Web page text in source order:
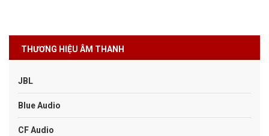
THƯƠNG HIỆU ÂM THANH
JBL
Blue Audio
CF Audio